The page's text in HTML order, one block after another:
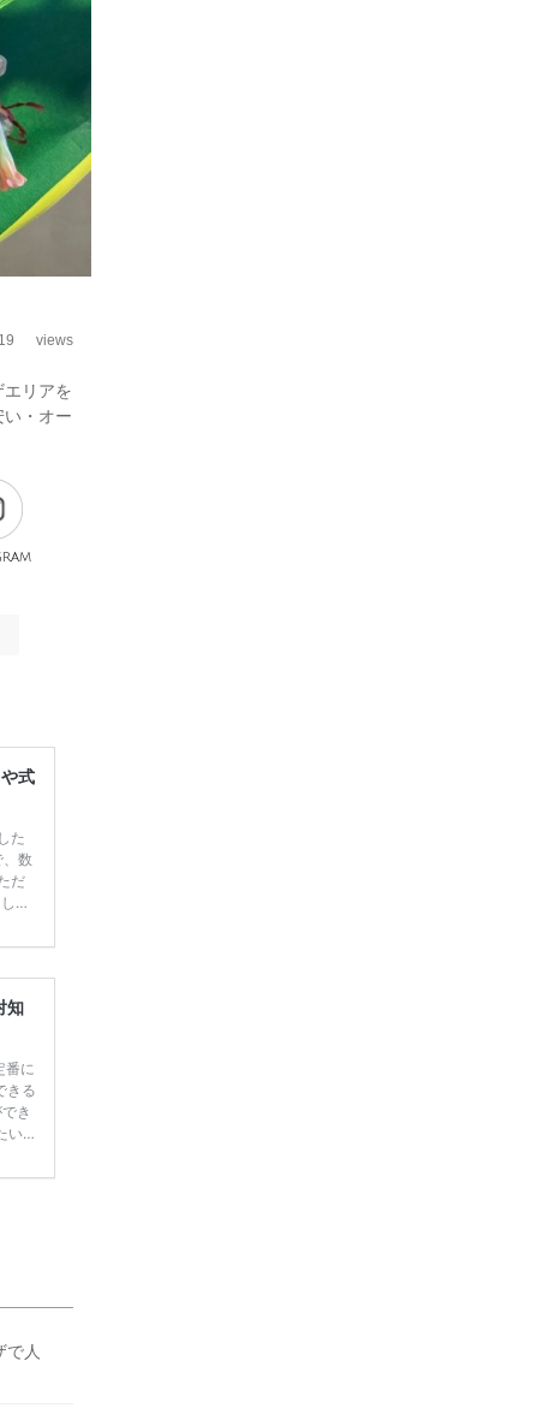
views
リアを
・オー
式
た
数
だ
ま
ユ
知
番に
きる
き
い
花
で人